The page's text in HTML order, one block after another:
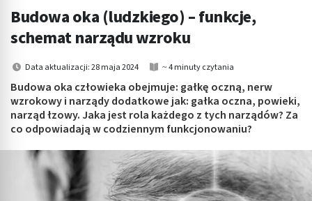
submenu: Mama i dziecko
submenu: Kosmetyki
submenu: Higiena
submenu: Sprzęt medyczny
submenu: Intymne
submenu: Wellness
Budowa oka (ludzkiego) – funkcje,
schemat narządu wzroku
Data aktualizacji: 28 maja 2024 ~ 4 minuty czytania
Budowa oka człowieka obejmuje: gałkę oczną, nerw
wzrokowy i narządy dodatkowe jak: gałka oczna, powieki,
narząd łzowy. Jaka jest rola każdego z tych narządów? Za
co odpowiadają w codziennym funkcjonowaniu?